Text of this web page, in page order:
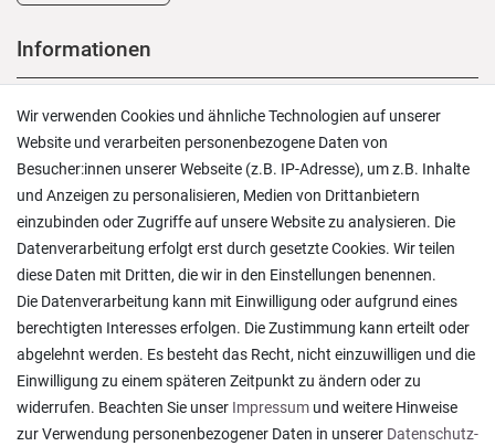
Informationen
Versand und Zahlung
Rücksendungen
Lieferung in die Schweiz
Pflegesymbole
Lagerverkauf
Ratgeber & News
Alles wie beschrieben , sehr gute Qualität
Rainer T., Rheine
Datum der Veröffentlichung: 06.08.2026
Datum der Kauferfahrung: 27.07.2026
Wir verwenden Cookies und ähnliche Technologien auf unserer
Website und verarbeiten personenbezogene Daten von
Besucher:innen unserer Webseite (z.B. IP-Adresse), um z.B. Inhalte
und Anzeigen zu personalisieren, Medien von Drittanbietern
einzubinden oder Zugriffe auf unsere Website zu analysieren. Die
Datenverarbeitung erfolgt erst durch gesetzte Cookies. Wir teilen
diese Daten mit Dritten, die wir in den Einstellungen benennen.
Die Datenverarbeitung kann mit Einwilligung oder aufgrund eines
berechtigten Interesses erfolgen. Die Zustimmung kann erteilt oder
abgelehnt werden. Es besteht das Recht, nicht einzuwilligen und die
Einwilligung zu einem späteren Zeitpunkt zu ändern oder zu
widerrufen. Beachten Sie unser Impressum und weitere Hinweise
zur Verwendung personenbezogener Daten in unserer Daten­schutz­